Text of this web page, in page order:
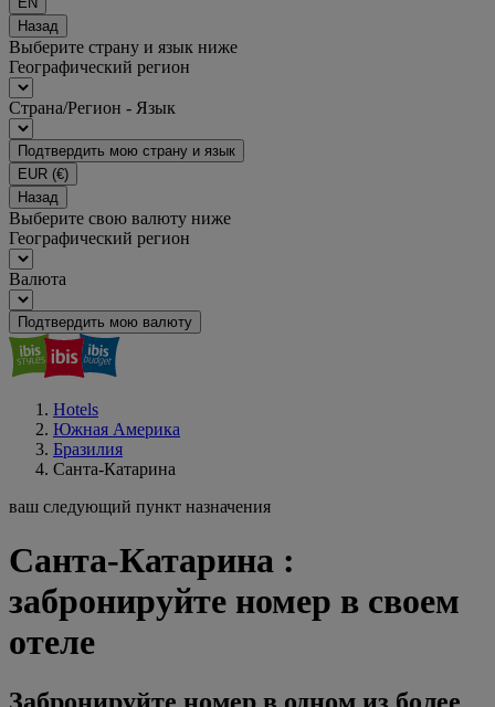
Назад
Выберите страну и язык ниже
Географический регион
Страна/Регион - Язык
Подтвердить мою страну и язык
EUR (€)
Назад
Выберите свою валюту ниже
Географический регион
Валюта
Подтвердить мою валюту
Hotels
Южная Америка
Бразилия
Санта-Катарина
ваш следующий пункт назначения
Санта-Катарина :
забронируйте номер в своем
отеле